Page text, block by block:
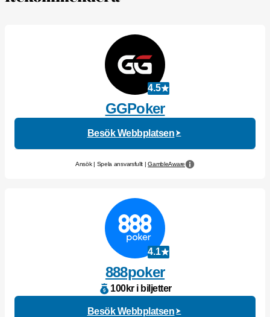
4.5
GGPoker
Besök Webbplatsen
Ansök | Spela ansvarsfullt |GambleAware
4.1
888poker
100kr i biljetter
Besök Webbplatsen